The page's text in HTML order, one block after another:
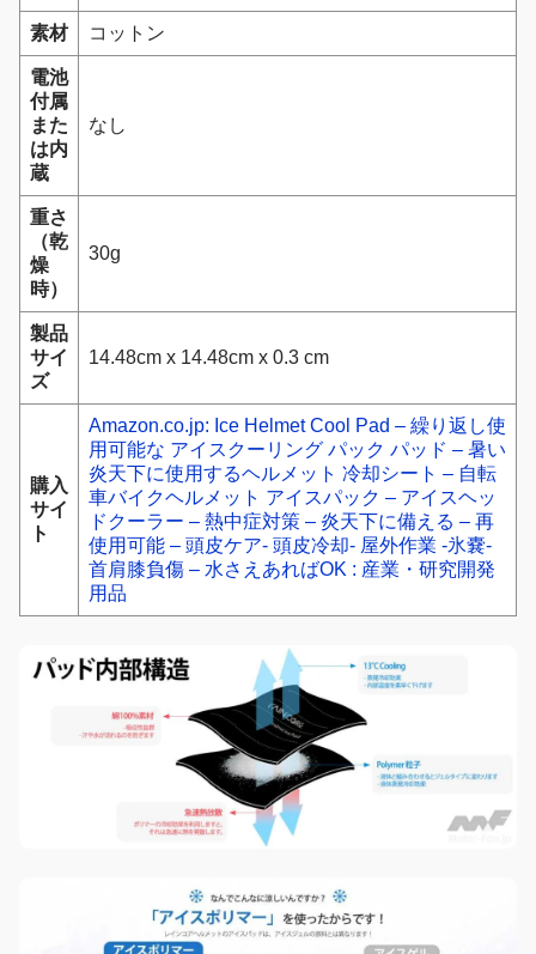
素材 コットン
電池
付属
また
は内
蔵
なし
重さ
（乾
燥
時）
30g
製品
サイ
ズ
‎14.48cm x 14.48cm x 0.3 cm
購入
サイ
ト
Amazon.co.jp: Ice Helmet Cool Pad – 繰り返し使
用可能な アイスクーリング パック パッド – 暑い
炎天下に使用するヘルメット 冷却シート – 自転
車バイクヘルメット アイスパック – アイスヘッ
ドクーラー – 熱中症対策 – 炎天下に備える – 再
使用可能 – 頭皮ケア- 頭皮冷却- 屋外作業 -氷嚢-
首肩膝負傷 – 水さえあればOK : 産業・研究開発
用品